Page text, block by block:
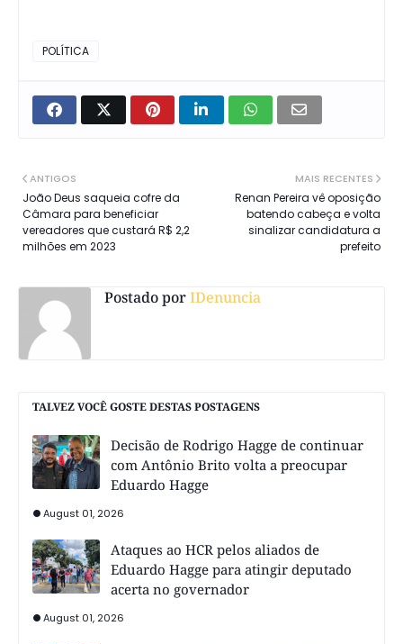
POLÍTICA
MAIS RECENTES
Renan Pereira vê oposição
batendo cabeça e volta
sinalizar candidatura a
prefeito
ANTIGOS
João Deus saqueia cofre da
Câmara para beneficiar
vereadores que custará R$ 2,2
milhões em 2023
Postado porIDenuncia
TALVEZ VOCÊ GOSTE DESTAS POSTAGENS
Decisão de Rodrigo Hagge de continuar
com Antônio Brito volta a preocupar
Eduardo Hagge
August 01, 2026
Ataques ao HCR pelos aliados de
Eduardo Hagge para atingir deputado
acerta no governador
August 01, 2026